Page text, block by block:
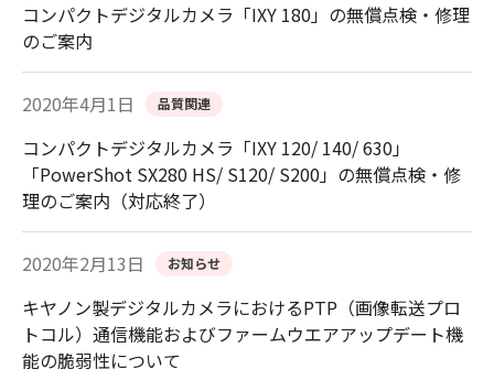
コンパクトデジタルカメラ「IXY 180」の無償点検・修理
のご案内
2020年4月1日 品質関連
コンパクトデジタルカメラ「IXY 120/ 140/ 630」
「PowerShot SX280 HS/ S120/ S200」の無償点検・修
理のご案内（対応終了）
2020年2月13日 お知らせ
キヤノン製デジタルカメラにおけるPTP（画像転送プロ
トコル）通信機能およびファームウエアアップデート機
能の脆弱性について